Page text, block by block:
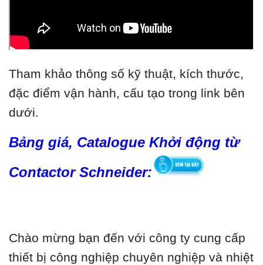
Tham khảo thông số kỹ thuật, kích thước,
đặc điểm vận hành, cấu tạo trong link bên
dưới.
Bảng giá, Catalogue Khởi động từ
Contactor Schneider:
Chào mừng bạn đến với công ty cung cấp
thiết bị công nghiệp chuyên nghiệp và nhiệt